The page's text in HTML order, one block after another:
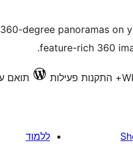
degree panoramas on
feature-rich 360
תואם עד
ללמוד